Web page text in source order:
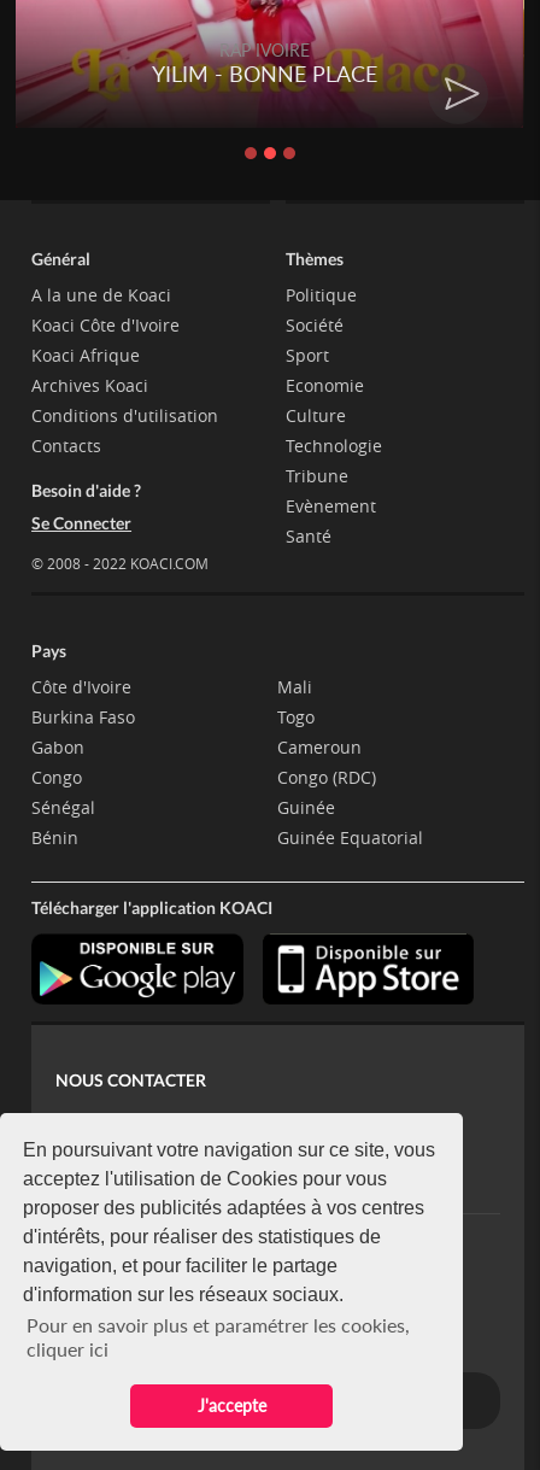
En poursuivant votre navigation sur ce site, vous
acceptez l'utilisation de Cookies pour vous
proposer des publicités adaptées à vos centres
d'intérêts, pour réaliser des statistiques de
navigation, et pour faciliter le partage
d'information sur les réseaux sociaux.
Pour en savoir plus et paramétrer les cookies,
cliquer ici
J'accepte
RAP IVOIRE
YILIM - BONNE PLACE
Général
A la une de Koaci
Koaci Côte d'Ivoire
Koaci Afrique
Archives Koaci
Conditions d'utilisation
Contacts
Besoin d'aide ?
Se Connecter
© 2008 - 2022 KOACI.COM
Thèmes
Politique
Société
Sport
Economie
Culture
Technologie
Tribune
Evènement
Santé
Pays
Côte d'Ivoire
Burkina Faso
Gabon
Congo
Sénégal
Bénin
Mali
Togo
Cameroun
Congo (RDC)
Guinée
Guinée Equatorial
Télécharger l'application KOACI
NOUS CONTACTER
koaci@yahoo.fr
+225 07 08 85 52 93
NEWSLETTER
Restez connecté via notre newsletter
S'abonner
Se désabonner